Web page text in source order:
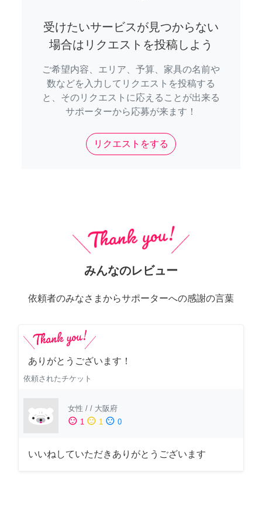
受けたいサービスが見つからない
場合はリクエストを投稿しよう
ご希望内容、エリア、予算、家具の名前や
数などを入力してリクエストを投稿する
と、そのリクエストに応えることが出来る
サポーターから応募が来ます！
リクエストをする
みんなのレビュー
依頼者のみなさまからサポーターへの感謝の言葉
ありがとうございます！
依頼されたチケット
女性 / / 大阪府
sentiment_satisfied 1 sentiment_neutral 1 sentiment_dissatisfied 0
いいねしていただきありがとうございます